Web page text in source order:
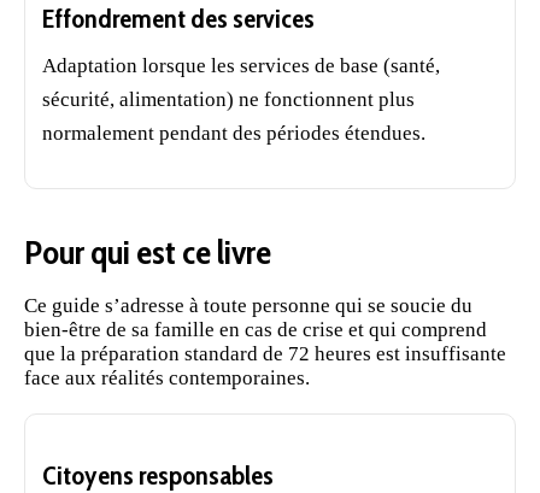
Effondrement des services
Adaptation lorsque les services de base (santé,
sécurité, alimentation) ne fonctionnent plus
normalement pendant des périodes étendues.
Pour qui est ce livre
Ce guide s’adresse à toute personne qui se soucie du
bien-être de sa famille en cas de crise et qui comprend
que la préparation standard de 72 heures est insuffisante
face aux réalités contemporaines.
Citoyens responsables